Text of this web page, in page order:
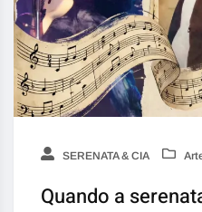
SERENATA & CIA
Quando a